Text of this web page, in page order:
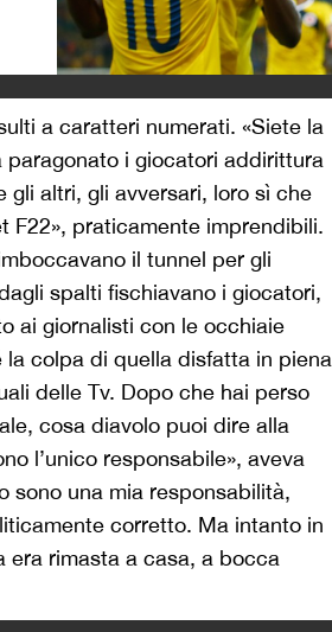
a caratteri numerati. «Siete la
paragonato i giocatori addirittura
altri, gli avversari, loro sì che
F22», praticamente imprendibili.
il tunnel per gli
spalti fischiavano i giocatori,
ai giornalisti con le occhiaie
la colpa di quella disfatta in piena
delle Tv. Dopo che hai perso
cosa diavolo puoi dire alla
l’unico responsabile», aveva
sono una mia responsabilità,
corretto. Ma intanto in
era rimasta a casa, a bocca